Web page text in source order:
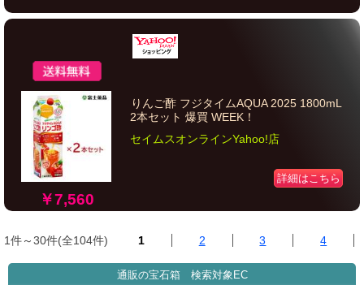
￥7,560
りんご酢 フジタイムAQUA 2025 1800mL
2本セット 爆買 WEEK！
セイムスオンラインYahoo!店
詳細はこちら
1件～30件(全104件) 1 2 3 4
通販の宝石箱 検索対象EC